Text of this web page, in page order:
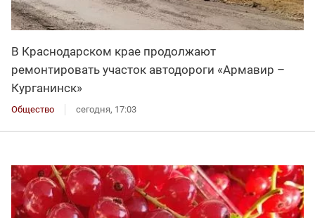
В Краснодарском крае продолжают
ремонтировать участок автодороги «Армавир –
Курганинск»
Общество сегодня, 17:03